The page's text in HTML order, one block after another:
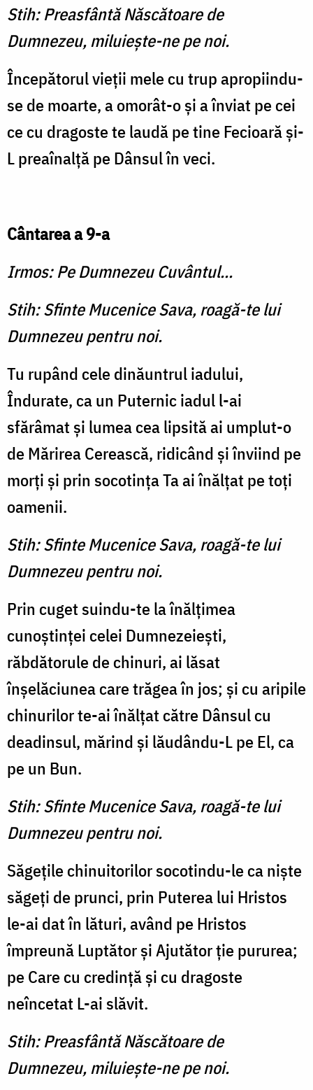
Stih: Preasfântă Născătoare de
Dumnezeu, miluieşte-ne pe noi.
Începătorul vieţii mele cu trup apropiindu-
se de moarte, a omorât-o şi a înviat pe cei
ce cu dragoste te laudă pe tine Fecioară şi-
L preaînalţă pe Dânsul în veci.
Cântarea a 9-a
Irmos: Pe Dumnezeu Cuvântul...
Stih: Sfinte Mucenice Sava, roagă-te lui
Dumnezeu pentru noi.
Tu rupând cele dinăuntrul iadului,
Îndurate, ca un Puternic iadul l-ai
sfărâmat şi lumea cea lipsită ai umplut-o
de Mărirea Cerească, ridicând şi înviind pe
morţi şi prin socotinţa Ta ai înălţat pe toţi
oamenii.
Stih: Sfinte Mucenice Sava, roagă-te lui
Dumnezeu pentru noi.
Prin cuget suindu-te la înălţimea
cunoştinţei celei Dumnezeieşti,
răbdătorule de chinuri, ai lăsat
înşelăciunea care trăgea în jos; şi cu aripile
chinurilor te-ai înălţat către Dânsul cu
deadinsul, mărind şi lăudându-L pe El, ca
pe un Bun.
Stih: Sfinte Mucenice Sava, roagă-te lui
Dumnezeu pentru noi.
Săgeţile chinuitorilor socotindu-le ca nişte
săgeţi de prunci, prin Puterea lui Hristos
le-ai dat în lături, având pe Hristos
împreună Luptător şi Ajutător ţie pururea;
pe Care cu credinţă şi cu dragoste
neîncetat L-ai slăvit.
Stih: Preasfântă Născătoare de
Dumnezeu, miluieşte-ne pe noi.